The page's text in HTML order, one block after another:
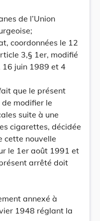
de l’Union
coordonnées le 12
3,§ 1er, modifié
16 juin 1989 et 4
que le présent
modifier le
suite à une
cigarettes, décidée
cette nouvelle
le 1er août 1991 et
arrêté doit
annexé à
1948 réglant la